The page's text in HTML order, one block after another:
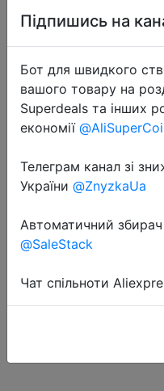
1pcs Hose
Hose Clamp
Adjustable
Line
Підпишись на
Бот для швидкого
вашого товару на
Superdeals та інших
економії
Телеграм канал зі
України @ZnyzkaUa
Автоматичний
@SaleStack
Чат спільноти